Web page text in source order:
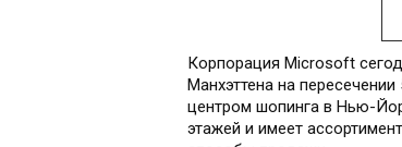
Корпорация Microsoft
Манхэттена на
центром шопинга в Нью-
этажей и имеет